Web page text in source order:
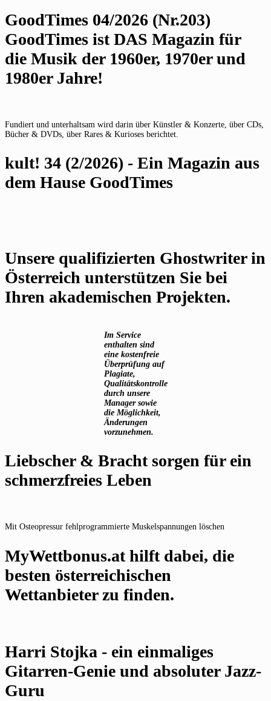
GoodTimes 04/2026 (Nr.203)
GoodTimes ist DAS Magazin für
die Musik der 1960er, 1970er und
1980er Jahre!
Fundiert und unterhaltsam wird darin über Künstler & Konzerte, über CDs,
Bücher & DVDs, über Rares & Kurioses berichtet.
kult! 34 (2/2026) - Ein Magazin aus
dem Hause GoodTimes
Unsere qualifizierten Ghostwriter in
Österreich unterstützen Sie bei
Ihren akademischen Projekten.
Im Service
enthalten sind
eine kostenfreie
Überprüfung auf
Plagiate,
Qualitätskontrolle
durch unsere
Manager sowie
die Möglichkeit,
Änderungen
vorzunehmen.
Liebscher & Bracht sorgen für ein
schmerzfreies Leben
Mit Osteopressur fehlprogrammierte Muskelspannungen löschen
MyWettbonus.at hilft dabei, die
besten österreichischen
Wettanbieter zu finden.
Harri Stojka - ein einmaliges
Gitarren-Genie und absoluter Jazz-
Guru